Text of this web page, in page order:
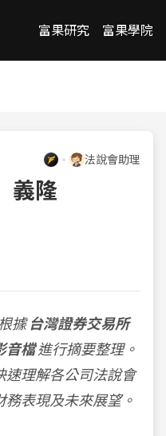
富果研究 富果學院
法說會助理
義隆
據台灣證券交易所
音檔進行摘要整理。
速理解各公司法說會
表現及未來展望。